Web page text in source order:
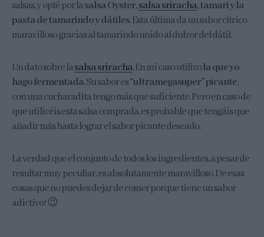
salsas, y opté por lasalsa Oyster,salsa sriracha, tamari y la
pasta de tamarindo y dátiles. Esta última da un sabor cítrico
maravilloso gracias al tamarindo unido al dulzor del dátil.
Un dato sobre lasalsa sriracha. En mi caso utilizola que yo
hago fermentada. Su sabor es“ultramegasuper” picante,
con una cucharadita tengo más que suficiente. Pero en caso de
que utilicéis esta salsa comprada, es probable que tengáis que
añadir más hasta lograr el sabor picante deseado.
La verdad que el conjunto de todos los ingredientes, a pesar de
resultar muy peculiar, es absolutamente maravilloso. De esas
cosas que no puedes dejar de comer porque tiene un sabor
adictivo! 😉